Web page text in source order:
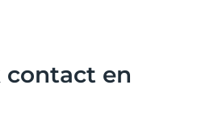
contact en